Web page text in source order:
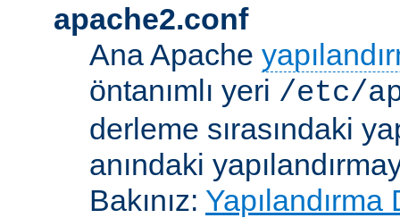
apache2.conf
Ana Apache
öntanımlı yeri /etc/
derleme sırasındaki
anındaki
Bakınız: Yapılandırma